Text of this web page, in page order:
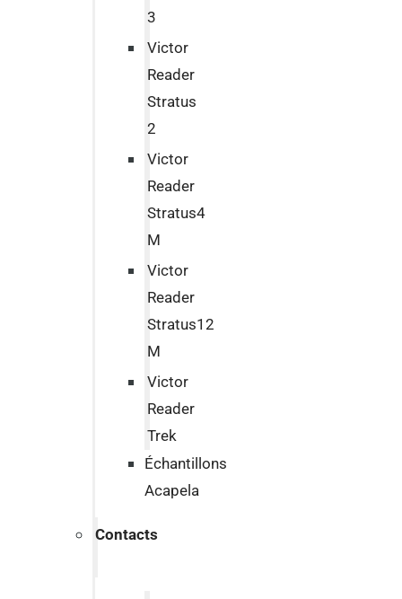
3
Victor
Reader
Stratus
2
Victor
Reader
Stratus4
M
Victor
Reader
Stratus12
M
Victor
Reader
Trek
Échantillons
Acapela
Contacts